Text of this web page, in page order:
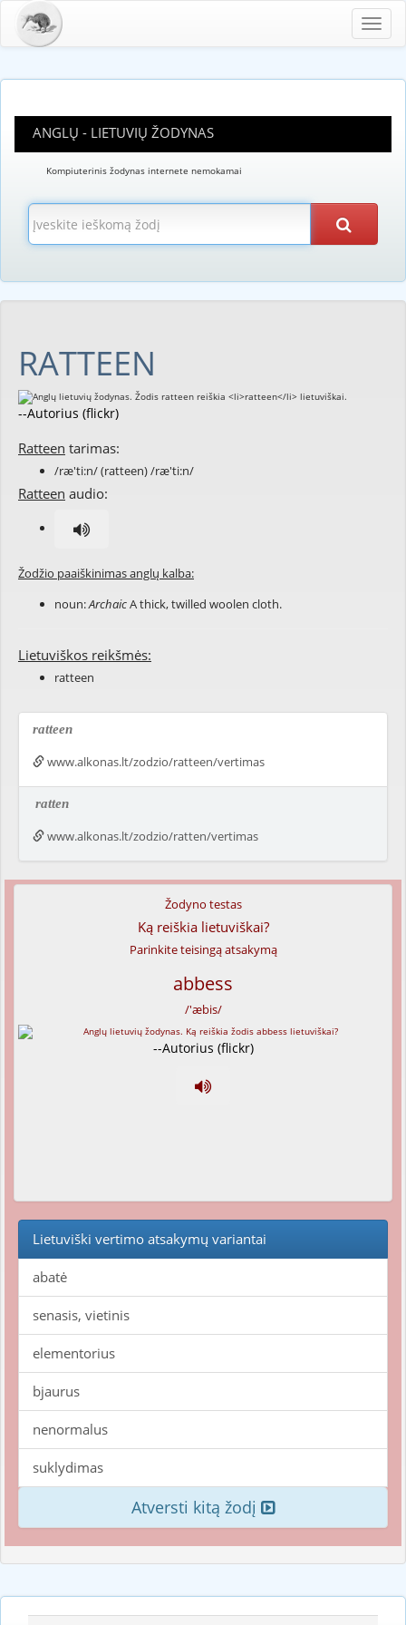
ANGLŲ - LIETUVIŲ ŽODYNAS
Kompiuterinis žodynas internete nemokamai
RATTEEN
--Autorius (flickr)
Ratteen tarimas:
/ræ'ti:n/ (ratteen) /ræ'ti:n/
Ratteen audio:
Žodžio paaiškinimas anglų kalba:
noun:ArchaicA thick, twilled woolen cloth.
Lietuviškos reikšmės:
ratteen
ratteen
www.alkonas.lt/zodzio/ratteen/vertimas
ratten
www.alkonas.lt/zodzio/ratten/vertimas
Žodyno testas
Ką reiškia lietuviškai?
Parinkite teisingą atsakymą
abbess
/'æbis/
--Autorius (flickr)
Lietuviški vertimo atsakymų variantai
abatė
senasis, vietinis
elementorius
bjaurus
nenormalus
suklydimas
Atversti kitą žodį